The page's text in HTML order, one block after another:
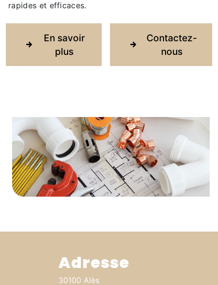
rapides et efficaces.
En savoir
plus
Contactez-
nous
Adresse
30100 Alès